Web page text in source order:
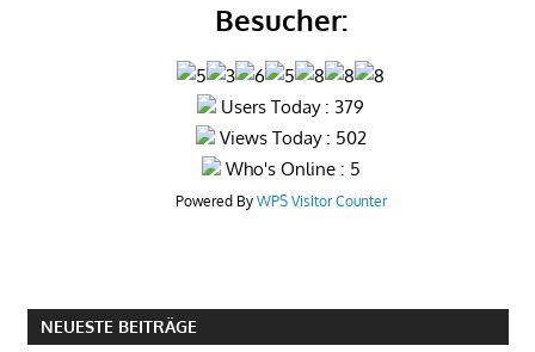
Besucher:
Users Today : 379
Views Today : 502
Who's Online : 5
Powered By WPS Visitor Counter
NEUESTE BEITRÄGE